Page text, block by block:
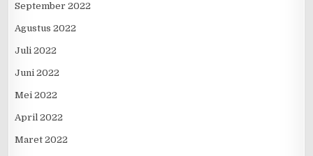
September 2022
Agustus 2022
Juli 2022
Juni 2022
Mei 2022
April 2022
Maret 2022